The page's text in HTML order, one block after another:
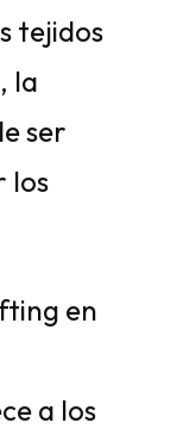
tejidos
la
ser
los
en
a los